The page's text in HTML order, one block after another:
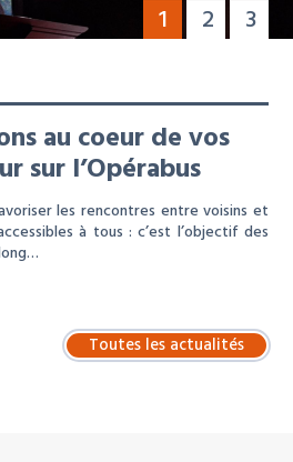
1 2 3
au coeur de vos
sur l’Opérabus
les rencontres entre voisins et
à tous : c’est l’objectif des
Toutes les actualités